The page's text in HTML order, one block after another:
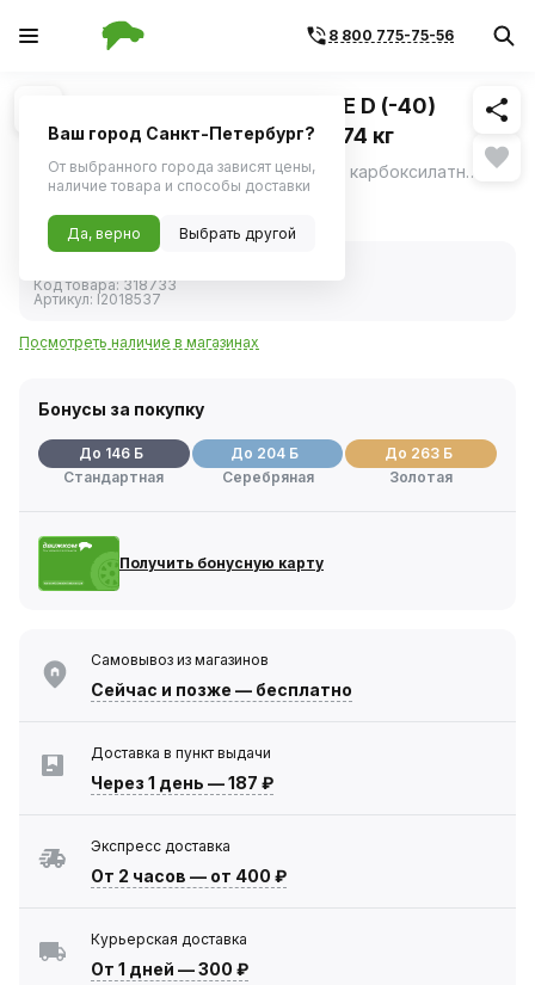
8 800 775-75-56
1/3 Похожие
Антифриз Carville Racing TYPE D (-40)
флуоресцентный желтый 10,74 кг
Антифриз Carville Racing изготовлен по карбоксилатной технологии OAT (Organic Acid Technology), на основе моноэтиленгликоля высшего сорта и комплекса солей карбоновых кислот в соответствии с требованиями спецификации Renault 41-01-001/S Type D. ещё
Код товара:318733
Артикул: l2018537
Посмотреть наличие в магазинах
Бонусы за покупку
До 146 Б
Стандартная
До 204 Б
Серебряная
До 263 Б
Золотая
Получить бонусную карту
Самовывоз из магазинов
Сейчас и позже — бесплатно
Доставка в пункт выдачи
Через 1 день —187 ₽
Экспресс доставка
От 2 часов — от 400 ₽
Курьерская доставка
От 1 дней —300 ₽
Ваш город Санкт-Петербург?
От выбранного города зависят цены,
наличие товара и способы доставки
Да, верно Выбрать другой